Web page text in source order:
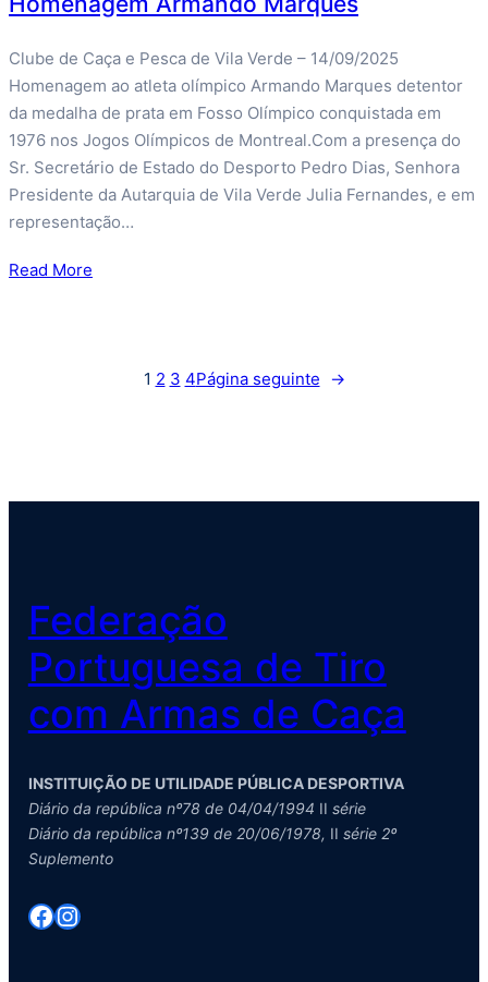
Clube de Caça e Pesca de Vila Verde – 14/09/2025
Homenagem ao atleta olímpico Armando Marques detentor
da medalha de prata em Fosso Olímpico conquistada em
1976 nos Jogos Olímpicos de Montreal.Com a presença do
Sr. Secretário de Estado do Desporto Pedro Dias, Senhora
Presidente da Autarquia de Vila Verde Julia Fernandes, e em
representação…
Read More
1 2 3 4Página seguinte →
Federação
Portuguesa de Tiro
com Armas de Caça
INSTITUIÇÃO DE UTILIDADE PÚBLICA DESPORTIVA
Diário da república nº78 de 04/04/1994 II série
Diário da república nº139 de 20/06/1978, II série 2º
Suplemento
Facebook Instagram